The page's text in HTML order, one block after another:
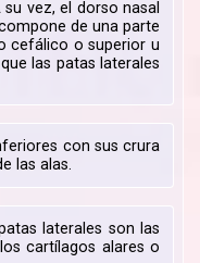
vez, el dorso nasal
de una parte
cefálico o superior u
las patas laterales
con sus crura
las alas.
laterales son las
cartílagos alares o